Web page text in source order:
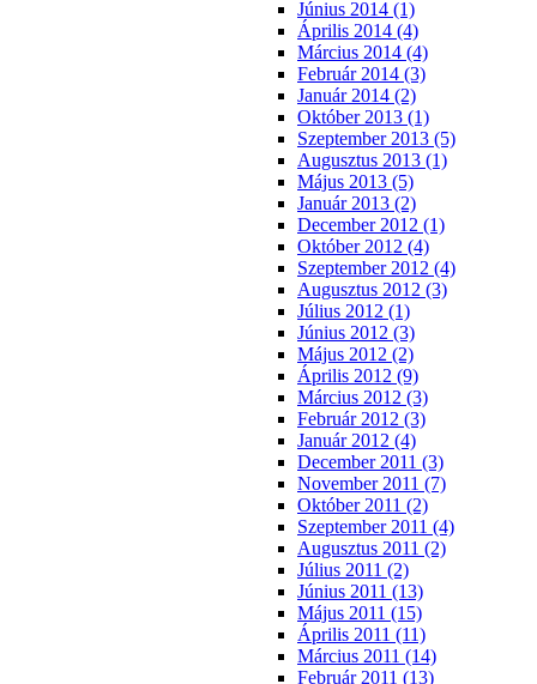
Június 2014 (1)
Április 2014 (4)
Március 2014 (4)
Február 2014 (3)
Január 2014 (2)
Október 2013 (1)
Szeptember 2013 (5)
Augusztus 2013 (1)
Május 2013 (5)
Január 2013 (2)
December 2012 (1)
Október 2012 (4)
Szeptember 2012 (4)
Augusztus 2012 (3)
Július 2012 (1)
Június 2012 (3)
Május 2012 (2)
Április 2012 (9)
Március 2012 (3)
Február 2012 (3)
Január 2012 (4)
December 2011 (3)
November 2011 (7)
Október 2011 (2)
Szeptember 2011 (4)
Augusztus 2011 (2)
Július 2011 (2)
Június 2011 (13)
Május 2011 (15)
Április 2011 (11)
Március 2011 (14)
Február 2011 (13)